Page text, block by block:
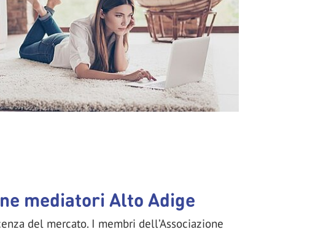
mediatori Alto Adige
del mercato. I membri dell’Associazione